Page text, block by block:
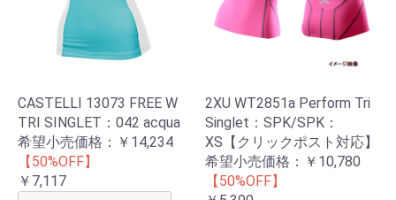
CASTELLI 13073 FREE W
TRI SINGLET：042 acqua
希望小売価格： ￥14,234
【50%OFF】
￥7,117
2XU WT2851a Perform Tri
Singlet：SPK/SPK：
XS【クリックポスト対応】
希望小売価格：￥10,780
【50%OFF】